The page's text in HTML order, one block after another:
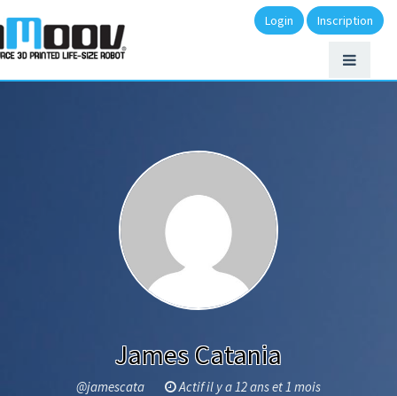
Login Inscription
James Catania
@jamescata Actif il y a 12 ans et 1 mois